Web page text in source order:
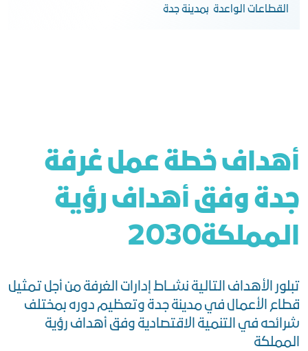
القطاعات الواعدة بمدينة جدة
أهداف خطة عمل غرفة
جدة وفق أهداف رؤية
المملكة2030
تبلور الأهداف التالية نشــاط إدارات الغرفة من أجل تمثيل
قطاع الأعمال في مدينة جدة وتعظيم دوره بمختلف
شرائحه في التنمية الاقتصادية وفق أهداف رؤية
المملكة